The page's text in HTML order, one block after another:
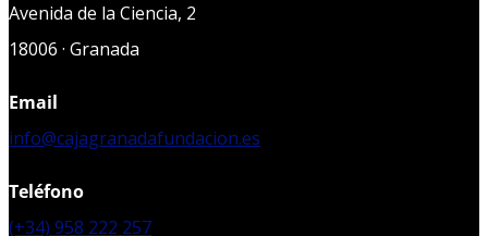
Avenida de la Ciencia, 2
18006 · Granada
Email
info@cajagranadafundacion.es
Teléfono
(+34) 958 222 257